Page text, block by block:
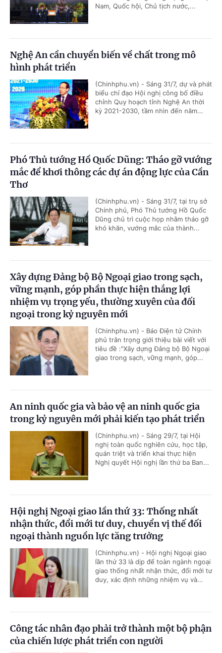
Nam, Quốc hội, Chủ tịch nước,...
Nghệ An cần chuyển biến về chất trong mô
hình phát triển
(Chinhphu.vn) - Sáng 31/7, dự và phát
biểu chỉ đạo Hội nghị công bố điều
chỉnh Quy hoạch tỉnh Nghệ An thời
kỳ 2021-2030, tầm nhìn đến năm...
Phó Thủ tướng Hồ Quốc Dũng: Tháo gỡ vướng
mắc để khơi thông các dự án động lực của Cần
Thơ
(Chinhphu.vn) - Sáng 31/7, tại trụ sở
Chính phủ, Phó Thủ tướng Hồ Quốc
Dũng chủ trì cuộc họp nhằm tháo gỡ
khó khăn, vướng mắc của thành...
Xây dựng Đảng bộ Bộ Ngoại giao trong sạch,
vững mạnh, góp phần thực hiện thắng lợi
nhiệm vụ trọng yếu, thường xuyên của đối
ngoại trong kỷ nguyên mới
(Chinhphu.vn) - Báo Điện tử Chính
phủ trân trọng giới thiệu bài viết với
tiêu đề :"Xây dựng Đảng bộ Bộ Ngoại
giao trong sạch, vững mạnh, góp...
An ninh quốc gia và bảo vệ an ninh quốc gia
trong kỷ nguyên mới phải kiến tạo phát triển
(Chinhphu.vn) - Sáng 29/7, tại Hội
nghị toàn quốc nghiên cứu, học tập,
quán triệt và triển khai thực hiện
Nghị quyết Hội nghị lần thứ ba Ban...
Hội nghị Ngoại giao lần thứ 33: Thống nhất
nhận thức, đổi mới tư duy, chuyển vị thế đối
ngoại thành nguồn lực tăng trưởng
(Chinhphu.vn) - Hội nghị Ngoại giao
lần thứ 33 là dịp để toàn ngành ngoại
giao thống nhất nhận thức, đổi mới tư
duy, xác định những nhiệm vụ và...
Công tác nhân đạo phải trở thành một bộ phận
của chiến lược phát triển con người